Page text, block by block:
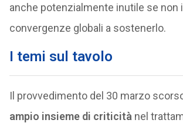
anche potenzialmente inutile se non
convergenze globali a sostenerlo.
I temi sul tavolo
Il provvedimento del 30 marzo
ampio insieme di criticità nel